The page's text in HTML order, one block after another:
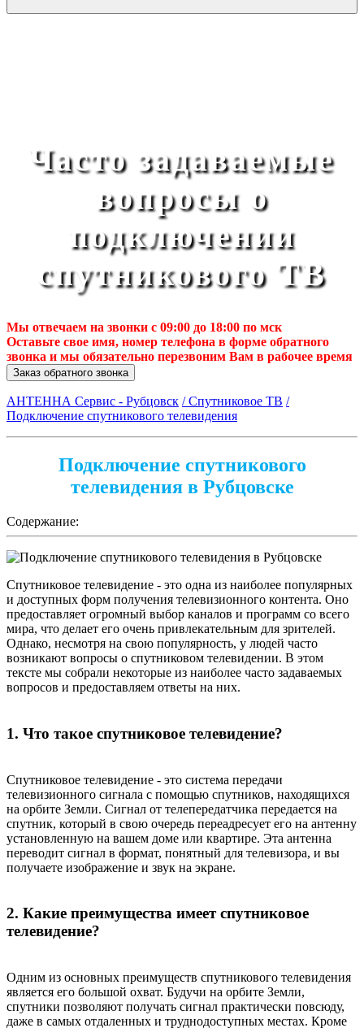
Часто задаваемые
вопросы о
подключении
спутникового ТВ
Мы отвечаем на звонки с 09:00 до 18:00 по мск
Оставьте свое имя, номер телефона в форме обратного
звонка и мы обязательно перезвоним Вам в рабочее время
Заказ обратного звонка
АНТЕННА Сервис - Рубцовск / Спутниковое ТВ /
Подключение спутникового телевидения
Подключение спутникового
телевидения в Рубцовске
Содержание:
Спутниковое телевидение - это одна из наиболее популярных
и доступных форм получения телевизионного контента. Оно
предоставляет огромный выбор каналов и программ со всего
мира, что делает его очень привлекательным для зрителей.
Однако, несмотря на свою популярность, у людей часто
возникают вопросы о спутниковом телевидении. В этом
тексте мы собрали некоторые из наиболее часто задаваемых
вопросов и предоставляем ответы на них.
1. Что такое спутниковое телевидение?
Спутниковое телевидение - это система передачи
телевизионного сигнала с помощью спутников, находящихся
на орбите Земли. Сигнал от телепередатчика передается на
спутник, который в свою очередь переадресует его на антенну
установленную на вашем доме или квартире. Эта антенна
переводит сигнал в формат, понятный для телевизора, и вы
получаете изображение и звук на экране.
2. Какие преимущества имеет спутниковое
телевидение?
Одним из основных преимуществ спутникового телевидения
является его большой охват. Будучи на орбите Земли,
спутники позволяют получать сигнал практически повсюду,
даже в самых отдаленных и труднодоступных местах. Кроме